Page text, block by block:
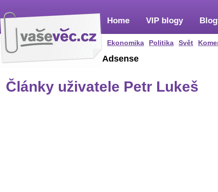
Home
Ekonomika Politika Svět
VIP blogy
Adsense
Články uživatele Petr Lukeš